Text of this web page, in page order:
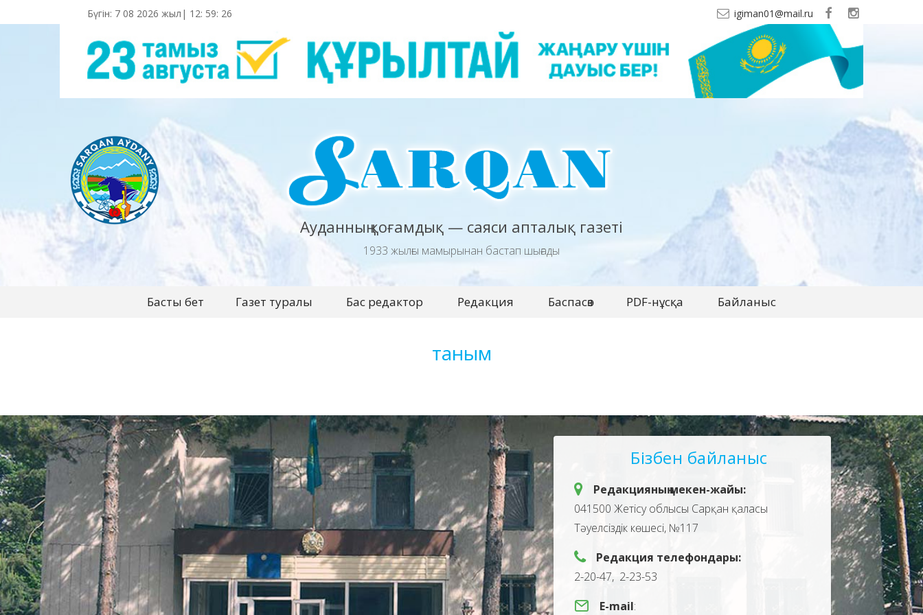
Бүгін: 7 08 2026 жыл| 12: 59: 26 igiman01@mail.ru
Ауданның қоғамдық — саяси апталық газеті
1933 жылғы мамырынан бастап шығады
Басты бет Газет туралы Бас редактор Редакция Баспасөз PDF-нұсқа Байланыс
таным
Бізбен байланыс
Редакцияның мекен-жайы:
041500 Жетісу облысы Сарқан қаласы
Тәуелсіздік көшесі, №117
Редакция телефондары:
2-20-47, 2-23-53
E-mail: